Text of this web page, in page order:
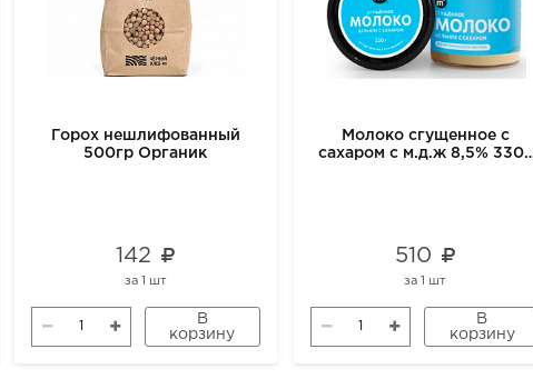
Горох нешлифованный
500гр Органик
142
за 1 шт
В
корзину
Молоко сгущенное с
сахаром с м.д.ж 8,5% 330г
510
за1 шт
В
корзину